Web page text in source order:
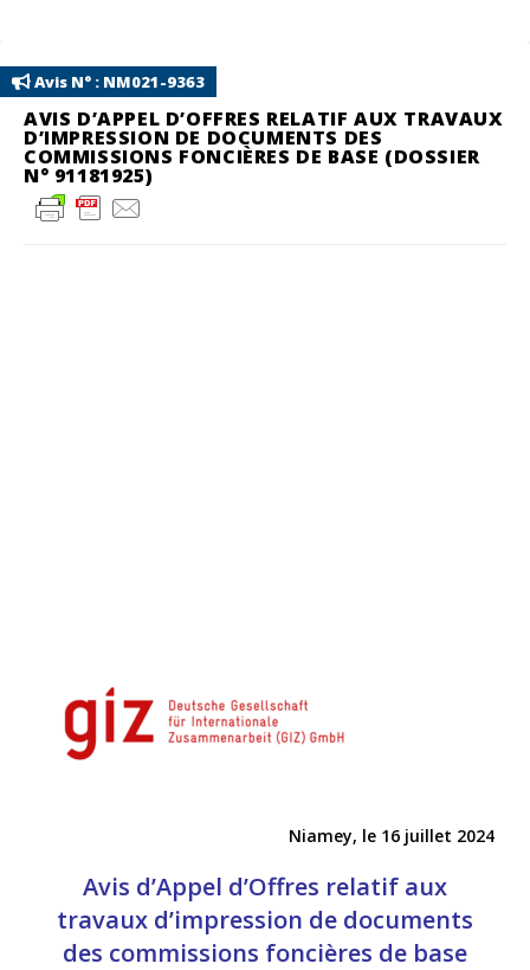
Avis N° : NM021-9363
AVIS D’APPEL D’OFFRES RELATIF AUX TRAVAUX
D’IMPRESSION DE DOCUMENTS DES
COMMISSIONS FONCIÈRES DE BASE (DOSSIER
N° 91181925)
Niamey, le 16 juillet 2024
Avis d’Appel d’Offres relatif aux
travaux d’impression de documents
des commissions foncières de base